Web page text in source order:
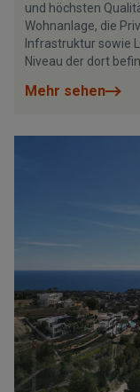
und höchsten
Wohnanlage, die
Infrastruktur sowie
Niveau der dort
Mehr sehen